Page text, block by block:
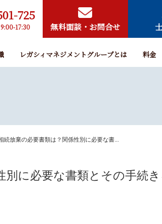
725
17:30 無料面談・お問合せ
レガシィマネジメントグループとは 料金
続放棄の必要書類は？関係性別に必要な書...
別に必要な書類とその手続